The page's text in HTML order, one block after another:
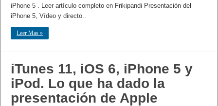
iPhone 5 . Leer artículo completo en Frikipandi Presentación del
iPhone 5, Vídeo y directo..
Leer Mas »
iTunes 11, iOS 6, iPhone 5 y
iPod. Lo que ha dado la
presentación de Apple